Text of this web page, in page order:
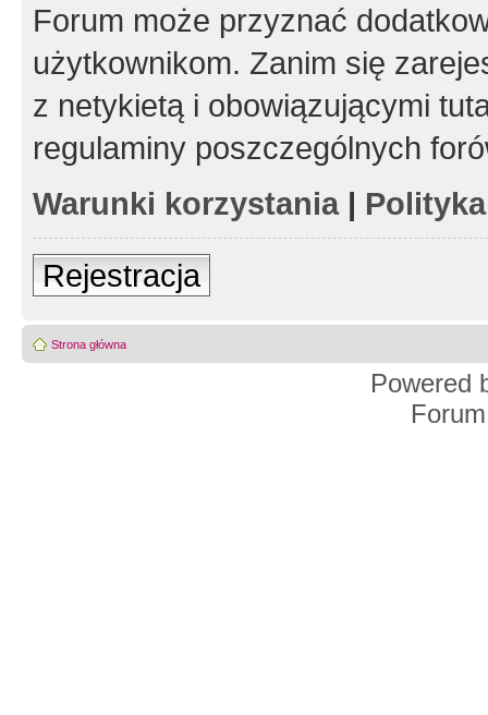
Forum może przyznać
użytkownikom. Zanim się
z netykietą i obowiązującymi
regulaminy poszczególnych
Warunki korzystania|
Rejestracja
Strona główna
Powered